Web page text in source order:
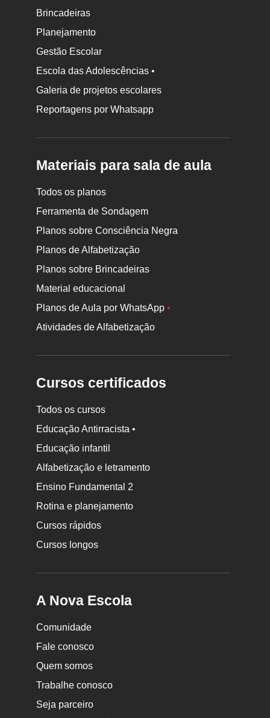
Brincadeiras
Planejamento
Gestão Escolar
Escola das Adolescências •
Galeria de projetos escolares
Reportagens por Whatsapp
Materiais para sala de aula
Todos os planos
Ferramenta de Sondagem
Planos sobre Consciência Negra
Planos de Alfabetização
Planos sobre Brincadeiras
Material educacional
Planos de Aula por WhatsApp•
Atividades de Alfabetização
Cursos certificados
Todos os cursos
Educação Antirracista •
Educação infantil
Alfabetização e letramento
Ensino Fundamental 2
Rotina e planejamento
Cursos rápidos
Cursos longos
A Nova Escola
Comunidade
Fale conosco
Quem somos
Trabalhe conosco
Seja parceiro